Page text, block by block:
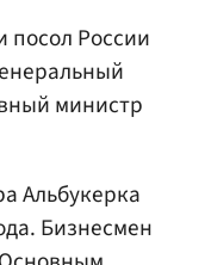
посол России
министр
Альбукерка
Бизнесмен